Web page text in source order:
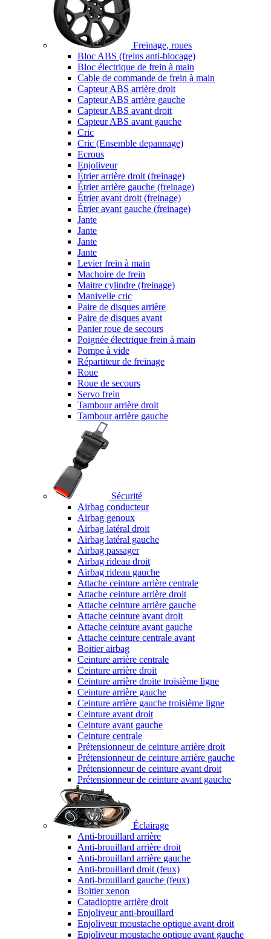
Freinage, roues
Bloc ABS (freins anti-blocage)
Bloc électrique de frein à main
Cable de commande de frein à main
Capteur ABS arrière droit
Capteur ABS arrière gauche
Capteur ABS avant droit
Capteur ABS avant gauche
Cric
Cric (Ensemble depannage)
Ecrous
Enjoliveur
Étrier arrière droit (freinage)
Étrier arrière gauche (freinage)
Étrier avant droit (freinage)
Étrier avant gauche (freinage)
Jante
Jante
Jante
Jante
Levier frein à main
Machoire de frein
Maitre cylindre (freinage)
Manivelle cric
Paire de disques arrière
Paire de disques avant
Panier roue de secours
Poignée électrique frein à main
Pompe à vide
Répartiteur de freinage
Roue
Roue de secours
Servo frein
Tambour arrière droit
Tambour arrière gauche
Sécurité
Airbag conducteur
Airbag genoux
Airbag latéral droit
Airbag latéral gauche
Airbag passager
Airbag rideau droit
Airbag rideau gauche
Attache ceinture arrière centrale
Attache ceinture arrière droit
Attache ceinture arrière gauche
Attache ceinture avant droit
Attache ceinture avant gauche
Attache ceinture centrale avant
Boitier airbag
Ceinture arrière centrale
Ceinture arrière droit
Ceinture arrière droite troisième ligne
Ceinture arrière gauche
Ceinture arrière gauche troisième ligne
Ceinture avant droit
Ceinture avant gauche
Ceinture centrale
Prétensionneur de ceinture arrière droit
Prétensionneur de ceinture arrière gauche
Prétensionneur de ceinture avant droit
Prétensionneur de ceinture avant gauche
Éclairage
Anti-brouillard arrière
Anti-brouillard arrière droit
Anti-brouillard arrière gauche
Anti-brouillard droit (feux)
Anti-brouillard gauche (feux)
Boitier xenon
Catadioptre arrière droit
Enjoliveur anti-brouillard
Enjoliveur moustache optique avant droit
Enjoliveur moustache optique avant gauche